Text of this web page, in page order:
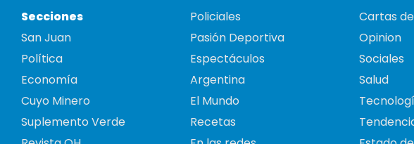
Secciones
San Juan
Política
Economía
Cuyo Minero
Suplemento Verde
Policiales
Pasión Deportiva
Espectáculos
Argentina
El Mundo
Recetas
Cartas
Opinion
Sociales
Salud